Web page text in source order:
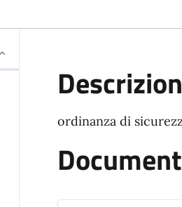
ordinanza di